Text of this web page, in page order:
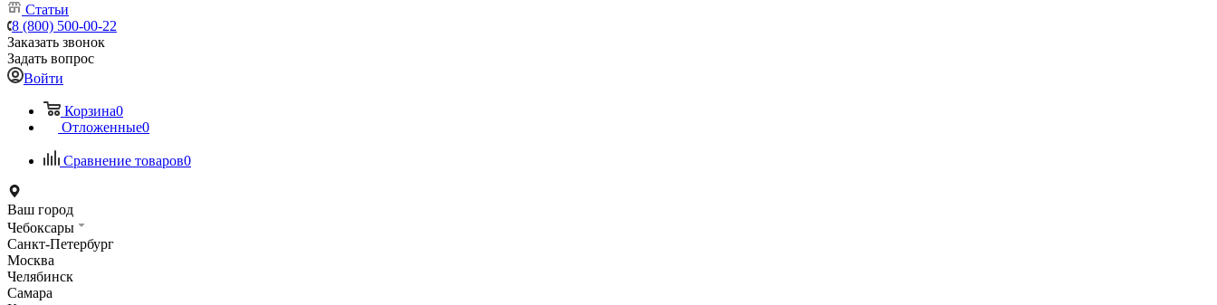
Статьи
8 (800) 500-00-22
Заказать звонок
Задать вопрос
Войти
Корзина0
Отложенные0
Сравнение товаров0
Ваш город
Чебоксары
Санкт-Петербург
Москва
Челябинск
Самара